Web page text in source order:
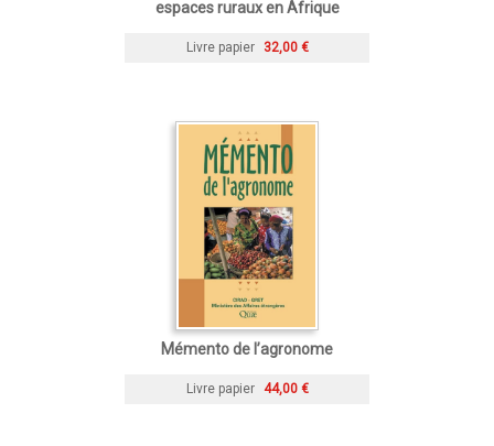
espaces ruraux en Afrique
Livre papier 32,00 €
Mémento de l’agronome
Livre papier 44,00 €